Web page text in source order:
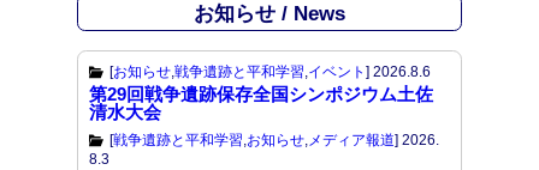
お知らせ / News
[お知らせ,戦争遺跡と平和学習,イベント ] 2026.8.6
第29回戦争遺跡保存全国シンポジウム土佐
清水大会
[戦争遺跡と平和学習,お知らせ,メディア報道] 2026.
8.3